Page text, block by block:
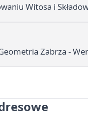
Witosa i
Zabrza -